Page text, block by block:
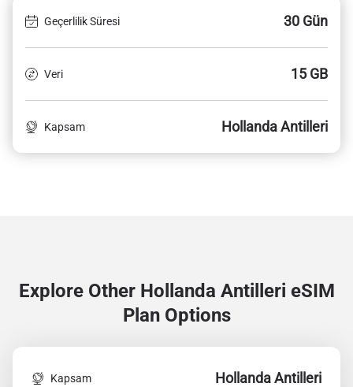
Geçerlilik Süresi 30 Gün
Veri 15 GB
Kapsam Hollanda Antilleri
Explore Other Hollanda Antilleri eSIM
Plan Options
Kapsam Hollanda Antilleri